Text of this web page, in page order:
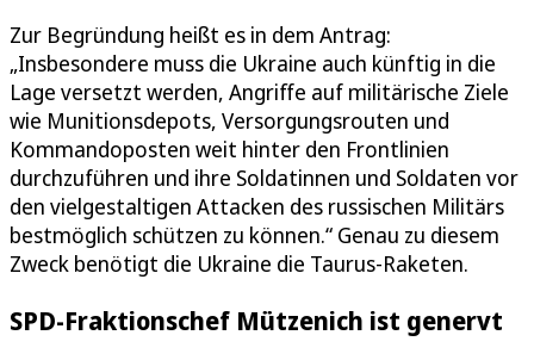
Zur Begründung heißt es in dem Antrag:
„Insbesondere muss die Ukraine auch künftig in die
Lage versetzt werden, Angriffe auf militärische Ziele
wie Munitionsdepots, Versorgungsrouten und
Kommandoposten weit hinter den Frontlinien
durchzuführen und ihre Soldatinnen und Soldaten vor
den vielgestaltigen Attacken des russischen Militärs
bestmöglich schützen zu können.“ Genau zu diesem
Zweck benötigt die Ukraine die Taurus-Raketen.
SPD-Fraktionschef Mützenich ist genervt